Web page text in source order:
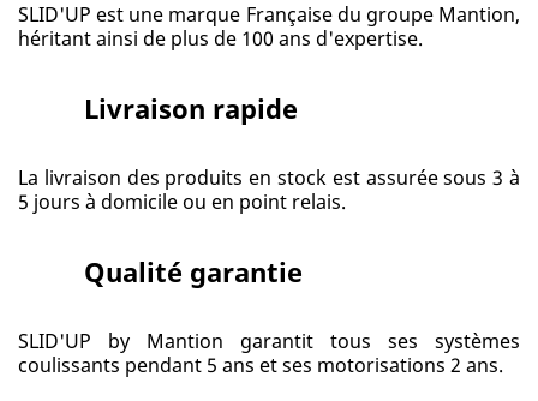
SLID'UP est une marque Française du groupe Mantion,
héritant ainsi de plus de 100 ans d'expertise.
Livraison rapide
La livraison des produits en stock est assurée sous 3 à
5 jours à domicile ou en point relais.
Qualité garantie
SLID'UP by Mantion garantit tous ses systèmes
coulissants pendant 5 ans et ses motorisations 2 ans.